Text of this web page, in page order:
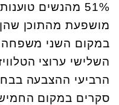
51% מהנשים
מושפעת מהתוכן